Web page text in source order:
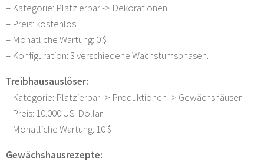
– Kategorie: Platzierbar -> Dekorationen
– Preis: kostenlos
– Monatliche Wartung: 0 $
– Konfiguration: 3 verschiedene Wachstumsphasen.
Treibhausauslöser:
– Kategorie: Platzierbar -> Produktionen -> Gewächshäuser
– Preis: 10.000 US-Dollar
– Monatliche Wartung: 10 $
Gewächshausrezepte: